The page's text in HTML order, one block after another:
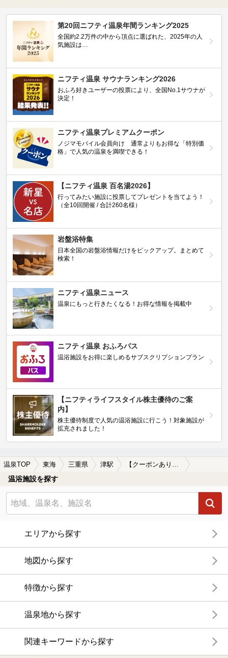
第20回ニフティ温泉年間ランキング2025
全国約2.2万件の中から頂点に選ばれた、2025年の人
気施設は…
ニフティ温泉 サウナランキング2026
おふろ好きユーザーの投票により、全国No.1サウナが
決定！
ニフティ温泉プレミアムクーポン
ノジマモバイル会員向け 通常よりもお得な「特別価
格」で人気の温泉を満喫できる！
【ニフティ温泉 百名湯2026】
行ってみたい施設に投票してプレゼントを当てよう！
（全10回開催 / 合計260名様）
岩盤浴特集
日本全国の岩盤浴情報だけをピックアップ。まとめて
検索！
ニフティ温泉ニュース
温泉にもっと行きたくなる！お得な情報を掲載中
ニフティ温泉 おふろパス
温浴施設をお得に楽しめるサブスクリプションプラン
【ニフティライフスタイル株主優待のご案
内】
株主優待制度で人気の温浴施設に行こう！対象施設が
拡充されました！
温泉TOP 東海 三重県 津駅
温浴施設を探す
エリアから探す
地図から探す
特徴から探す
温泉地から探す
関連キーワードから探す